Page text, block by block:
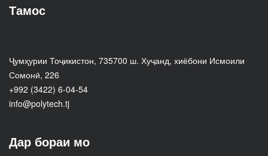
Тамос
Ҷумҳурии Тоҷикистон, 735700 ш. Хуҷанд, хиёбони Исмоили
Сомонӣ, 226
+992 (3422) 6-04-54
info@polytech.tj
Дар бораи мо